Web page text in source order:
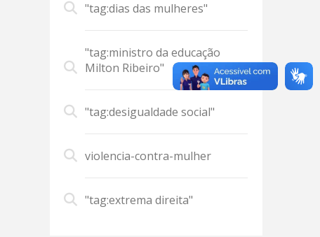
"tag:dias das mulheres"
"tag:ministro da educação
Milton Ribeiro"
"tag:desigualdade social"
violencia-contra-mulher
"tag:extrema direita"